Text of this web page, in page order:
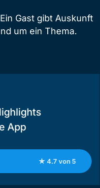
Gast gibt Auskunft
um ein Thema.
App
★ 4.7 von 5